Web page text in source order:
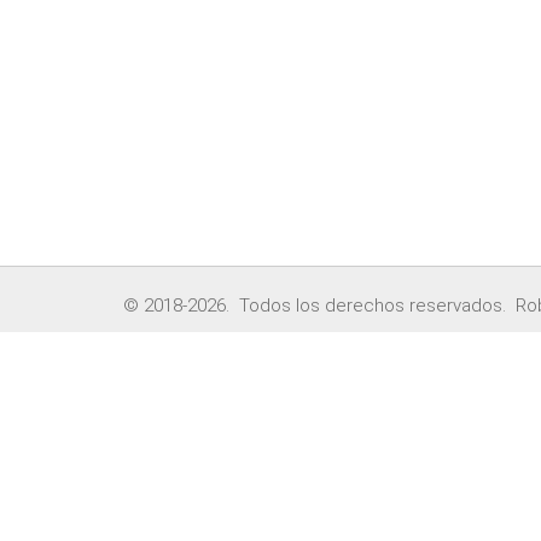
© 2018-2026. Todos los derechos reservados.